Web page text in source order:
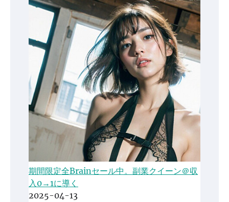
期間限定全Brainセール中。副業クイーン＠収
入0→1に導く
2025-04-13